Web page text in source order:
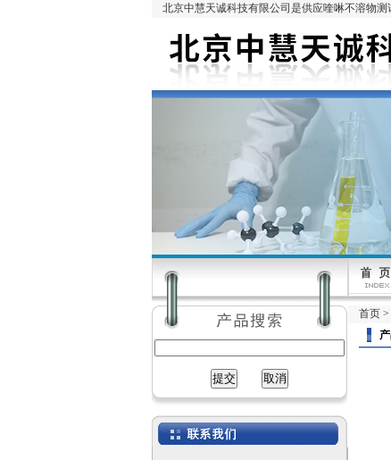
北京中慧天诚科技有限公司是供应喹啉不溶物测
首页 >